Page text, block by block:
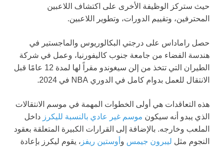
حيث ستركز الوظيفة الأخرى على اكتشاف اللاعبين
المحترفين، وتقييم الدورات، وتطوير اللاعبين.
حصل راماداس على درجتي البكالوريوس والماجستير في
هندسة الفضاء من جامعة جنوب كاليفورنيا، وعمل في شركة
الطيران التي تتخذ من إلن سيغوندو مقراً لها لمدة 12 عامًا قبل
الانتقال للعمل بدوام كامل في الدوري NBA في 2024.
هذه التعاقدات هي أولى الخطوات المهمة في موسم الانتقالات
الذي يبدو أنه سيكون موسم غير عادي بالنسبة لليكرز داخل
الملعب وخارجه. بالإضافة إلى القرارات الكبيرة المتعلقة بعقود
النجوم مثل ليبرون جيمس و أوستين ريفز ، يقوم ليكرز بإعادة